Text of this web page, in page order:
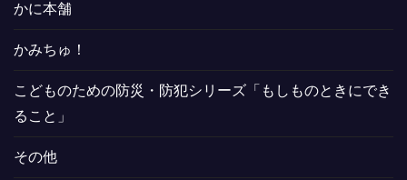
かに本舗
かみちゅ！
こどものための防災・防犯シリーズ「もしものときにでき
ること」
その他